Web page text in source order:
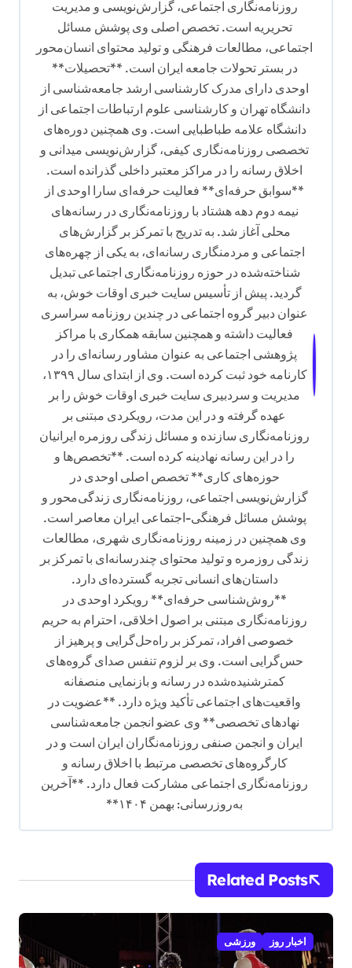
روزنامه‌نگاری اجتماعی، گزارش‌نویسی و مدیریت
تحریریه است. تخصص اصلی وی پوشش مسائل
اجتماعی، مطالعات فرهنگی و تولید محتوای انسان‌محور
در بستر تحولات جامعه ایران است. **تحصیلات**
اوحدی دارای مدرک کارشناسی ارشد جامعه‌شناسی از
دانشگاه تهران و کارشناسی علوم ارتباطات اجتماعی از
دانشگاه علامه طباطبایی است. وی همچنین دوره‌های
تخصصی روزنامه‌نگاری کیفی، گزارش‌نویسی میدانی و
اخلاق رسانه را در مراکز معتبر داخلی گذرانده است.
**سوابق حرفه‌ای** فعالیت حرفه‌ای سارا اوحدی از
نیمه دوم دهه هشتاد با روزنامه‌نگاری در رسانه‌های
محلی آغاز شد. به تدریج با تمرکز بر گزارش‌های
اجتماعی و مردمنگاری رسانه‌ای، به یکی از چهره‌های
شناخته‌شده در حوزه روزنامه‌نگاری اجتماعی تبدیل
گردید. پیش از تأسیس سایت خبری اوقات خوش، به
عنوان دبیر گروه اجتماعی در چندین روزنامه سراسری
فعالیت داشته و همچنین سابقه همکاری با مراکز
پژوهشی اجتماعی به عنوان مشاور رسانه‌ای را در
کارنامه خود ثبت کرده است. وی از ابتدای سال ۱۳۹۹،
مدیریت و سردبیری سایت خبری اوقات خوش را بر
عهده گرفته و در این مدت، رویکردی مبتنی بر
روزنامه‌نگاری سازنده و مسائل زندگی روزمره ایرانیان
را در این رسانه نهادینه کرده است. **تخصص‌ها و
حوزه‌های کاری** تخصص اصلی اوحدی در
گزارش‌نویسی اجتماعی، روزنامه‌نگاری زندگی‌محور و
پوشش مسائل فرهنگی-اجتماعی ایران معاصر است.
وی همچنین در زمینه روزنامه‌نگاری شهری، مطالعات
زندگی روزمره و تولید محتوای چندرسانه‌ای با تمرکز بر
داستان‌های انسانی تجربه گسترده‌ای دارد.
**روش‌شناسی حرفه‌ای** رویکرد اوحدی در
روزنامه‌نگاری مبتنی بر اصول اخلاقی، احترام به حریم
خصوصی افراد، تمرکز بر راه‌حل‌گرایی و پرهیز از
حس‌گرایی است. وی بر لزوم تنفس صدای گروه‌های
کمترشنیده‌شده در رسانه و بازنمایی منصفانه
واقعیت‌های اجتماعی تأکید ویژه دارد. **عضویت در
نهادهای تخصصی** وی عضو انجمن جامعه‌شناسی
ایران و انجمن صنفی روزنامه‌نگاران ایران است و در
کارگروه‌های تخصصی مرتبط با اخلاق رسانه و
روزنامه‌نگاری اجتماعی مشارکت فعال دارد. **آخرین
به‌روزرسانی: بهمن ۱۴۰۴**
Related Posts
اخبار روز ورزشی